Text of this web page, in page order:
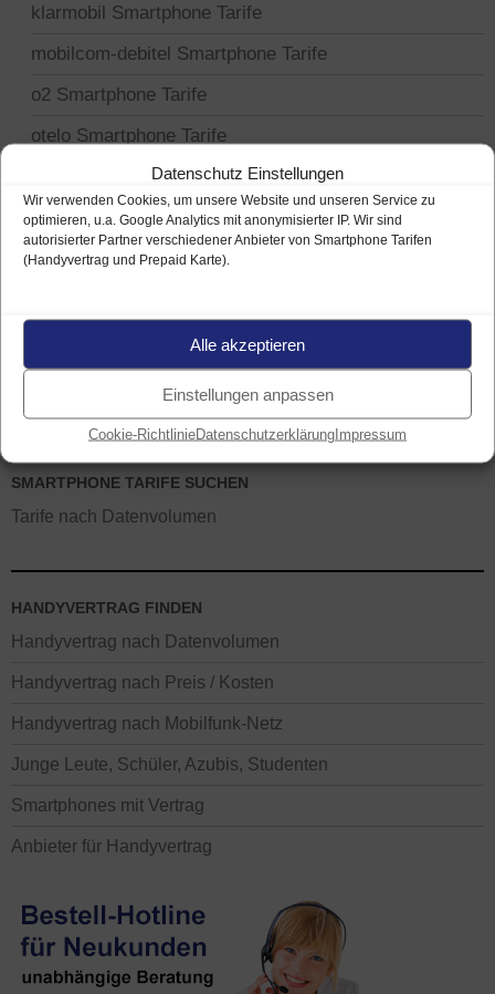
Datenschutz Einstellungen
Wir verwenden Cookies, um unsere Website und unseren Service zu
optimieren, u.a. Google Analytics mit anonymisierter IP. Wir sind
autorisierter Partner verschiedener Anbieter von Smartphone Tarifen
(Handyvertrag und Prepaid Karte).
Alle akzeptieren
Einstellungen anpassen
Cookie-RichtlinieDatenschutzerklärungImpressum
klarmobil Smartphone Tarife
mobilcom-debitel Smartphone Tarife
o2 Smartphone Tarife
otelo Smartphone Tarife
Telekom Smartphone Tarife
Vodafone Smartphone Tarife
WhatsApp SIM Tarife
Smartphone Tarife als Prepaid Karte
News – Anbieter und Mobilfunk
SMARTPHONE TARIFE SUCHEN
Tarife nach Datenvolumen
HANDYVERTRAG FINDEN
Handyvertrag nach Datenvolumen
Handyvertrag nach Preis / Kosten
Handyvertrag nach Mobilfunk-Netz
Junge Leute, Schüler, Azubis, Studenten
Smartphones mit Vertrag
Anbieter für Handyvertrag